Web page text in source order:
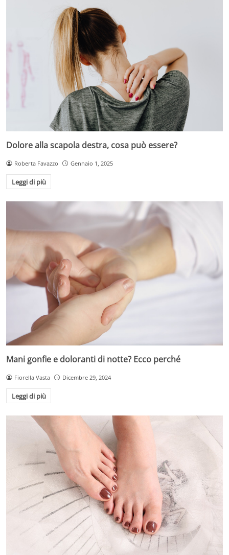
Dolore alla scapola destra, cosa può essere?
Roberta Favazzo Gennaio 1, 2025
Leggi di più
Mani gonfie e doloranti di notte? Ecco perché
Fiorella Vasta Dicembre 29, 2024
Leggi di più